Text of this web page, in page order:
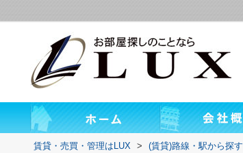
賃貸・売買・管理はLUX > (賃貸)路線・駅から探す